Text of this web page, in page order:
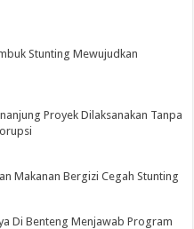
Stunting Mewujudkan
Proyek Dilaksanakan Tanpa
Makanan Bergizi Cegah Stunting
Di Benteng Menjawab Program